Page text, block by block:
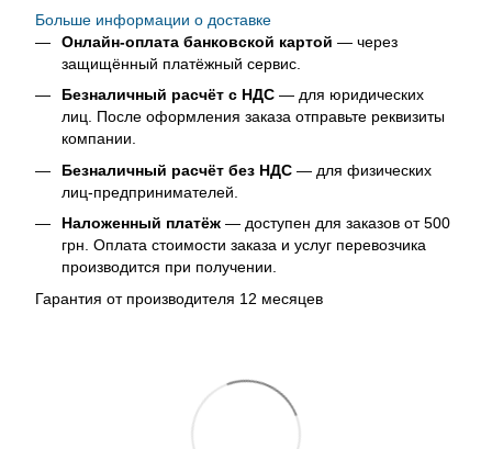
Больше информации о доставке
Онлайн-оплата банковской картой — через
защищённый платёжный сервис.
Безналичный расчёт с НДС — для юридических
лиц. После оформления заказа отправьте реквизиты
компании.
Безналичный расчёт без НДС — для физических
лиц-предпринимателей.
Наложенный платёж — доступен для заказов от 500
грн. Оплата стоимости заказа и услуг перевозчика
производится при получении.
Гарантия от производителя 12 месяцев